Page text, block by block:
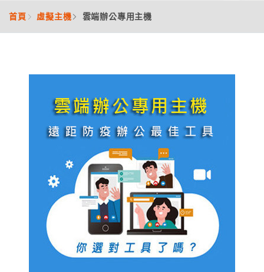
首頁 虛擬主機 雲端辦公專用主機